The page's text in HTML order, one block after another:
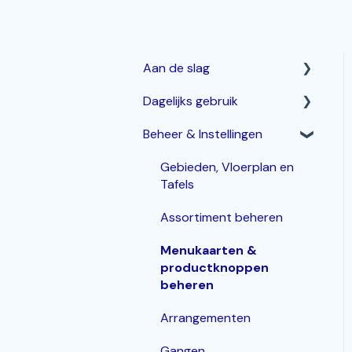
Aan de slag
Horeca Kassasysteem
Webshop: Afhaal- en
Bestelzuil en Kiosk-QR
Dagelijks gebruik
Betalen & corrigeren
Bestellingen invoeren &
bewerken
Korting
Inloggen, In- en Uitklokken
KDS / Bestellingenscherm
Groepen
Beheer & Instellingen
Gebieden, Vloerplan en
Tafels
Assortiment beheren
Menukaarten &
productknoppen
beheren
Arrangementen